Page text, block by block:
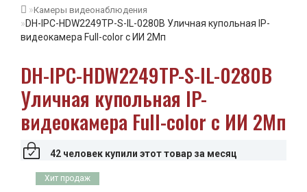
Камеры видеонаблюдения
DH-IPC-HDW2249TP-S-IL-0280B Уличная купольная IP-
видеокамера Full-color с ИИ 2Мп
DH-IPC-HDW2249TP-S-IL-0280B
Уличная купольная IP-
видеокамера Full-color с ИИ 2Мп
42 человек купили этот товар за месяц
Хит продаж